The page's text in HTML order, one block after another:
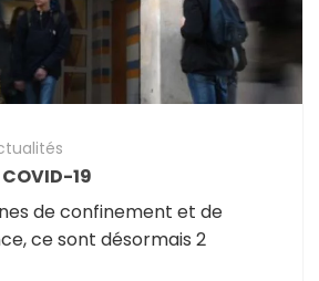
19
de confinement et de
ce sont désormais 2